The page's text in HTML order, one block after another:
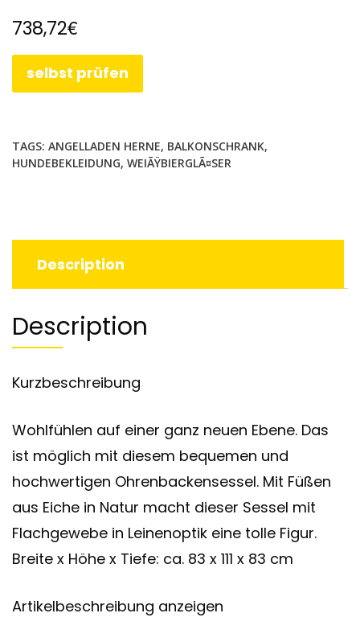
738,72€
selbst prüfen
TAGS: ANGELLADEN HERNE, BALKONSCHRANK,
HUNDEBEKLEIDUNG, WEIÃŸBIERGLÃ¤SER
Description
Description
Kurzbeschreibung
Wohlfühlen auf einer ganz neuen Ebene. Das
ist möglich mit diesem bequemen und
hochwertigen Ohrenbackensessel. Mit Füßen
aus Eiche in Natur macht dieser Sessel mit
Flachgewebe in Leinenoptik eine tolle Figur.
Breite x Höhe x Tiefe: ca. 83 x 111 x 83 cm
Artikelbeschreibung anzeigen